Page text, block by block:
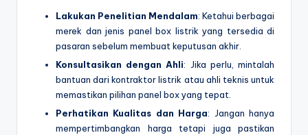
Lakukan Penelitian Mendalam: Ketahui berbagai
merek dan jenis panel box listrik yang tersedia di
pasaran sebelum membuat keputusan akhir.
Konsultasikan dengan Ahli: Jika perlu, mintalah
bantuan dari kontraktor listrik atau ahli teknis untuk
memastikan pilihan panel box yang tepat.
Perhatikan Kualitas dan Harga: Jangan hanya
mempertimbangkan harga tetapi juga pastikan